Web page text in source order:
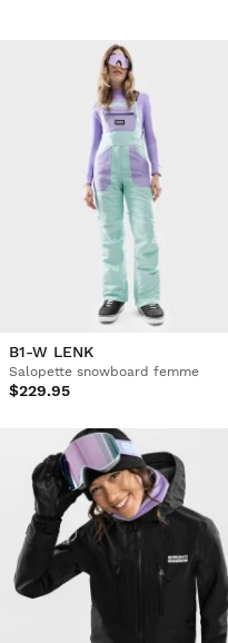
B1-W LENK
Salopette snowboard femme
$229.95